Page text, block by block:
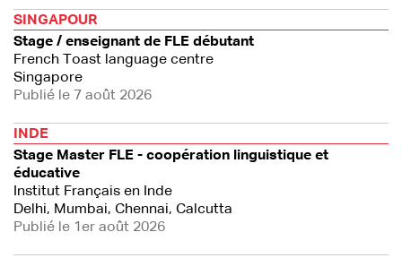
SINGAPOUR
Stage / enseignant de FLE débutant
French Toast language centre
Singapore
Publié le 7 août 2026
INDE
Stage Master FLE - coopération linguistique et
éducative
Institut Français en Inde
Delhi, Mumbai, Chennai, Calcutta
Publié le 1er août 2026